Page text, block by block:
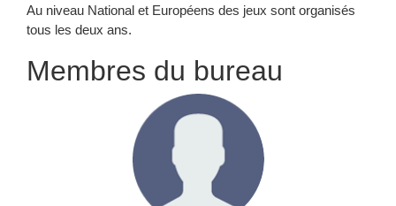
Au niveau National et Européens des jeux sont organisés
tous les deux ans.
Membres du bureau